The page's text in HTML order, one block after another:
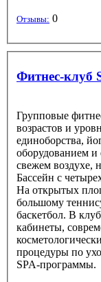
Отзывы: 0
Фитнес-клуб
Групповые
возрастов и
единоборства,
оборудованием
свежем воздухе,
Бассейн с
На открытых
большому
баскетбол. В
кабинеты,
процедуры по
SPA-программы.